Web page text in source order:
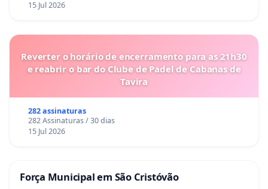
15 Jul 2026
Reverter o horário de encerramento para as 21h30
e reabrir o bar do Clube de Padel de Cabanas de
Tavira
282 assinaturas
282 Assinaturas / 30 dias
15 Jul 2026
Força Municipal em São Cristóvão